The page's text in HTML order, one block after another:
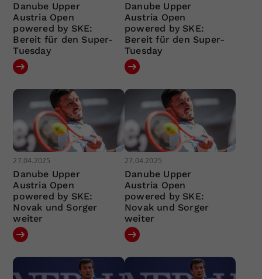
Danube Upper
Austria Open
powered by SKE:
Bereit für den Super-
Tuesday
Danube Upper
Austria Open
powered by SKE:
Bereit für den Super-
Tuesday
27.04.2025
Danube Upper
Austria Open
powered by SKE:
Novak und Sorger
weiter
27.04.2025
Danube Upper
Austria Open
powered by SKE:
Novak und Sorger
weiter